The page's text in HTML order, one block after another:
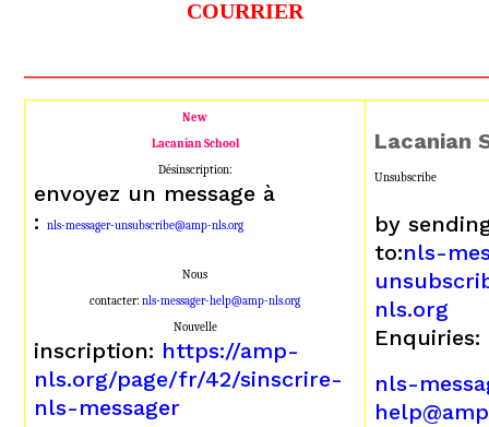
COURRIER
New
Lacanian School
Désinscription:
envoyez un message à
:
nls-messager-unsubscribe@amp-nls.org
Nous
contacter:nls-messager-help@amp-nls.org
Nouvelle
inscription: https://amp-
nls.org/page/fr/42/sinscrire-
nls-messager
Lacanian
Unsubscribe
by
to:nls-
nls.org
Enquiries:
nls-